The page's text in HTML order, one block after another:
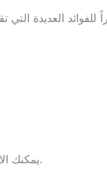
باختيار USDT، يمكنك الاستمتاع بتجربة مراهنة سريعة وآمنة، مما يجعلك أكثر استعدادًا لمباريات كأس العالم القادمة.